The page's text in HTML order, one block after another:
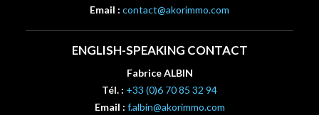
Email : contact@akorimmo.com
ENGLISH-SPEAKING CONTACT
Fabrice ALBIN
Tél. : +33 (0)6 70 85 32 94
Email : f.albin@akorimmo.com